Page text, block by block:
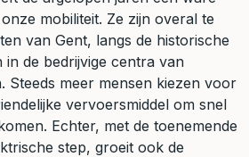
mobiliteit. Ze zijn overal te
van Gent, langs de historische
in de bedrijvige centra van
Steeds meer mensen kiezen voor
vervoersmiddel om snel
Echter, met de toenemende
step, groeit ook de